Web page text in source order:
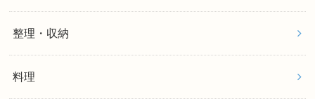
整理・収納
料理